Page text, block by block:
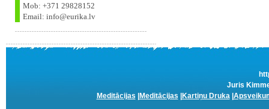
Mob: +371 29828152
Email: info@eurika.lv
Juris
Meditācijas
Meditācijas Kartiņu Druka|